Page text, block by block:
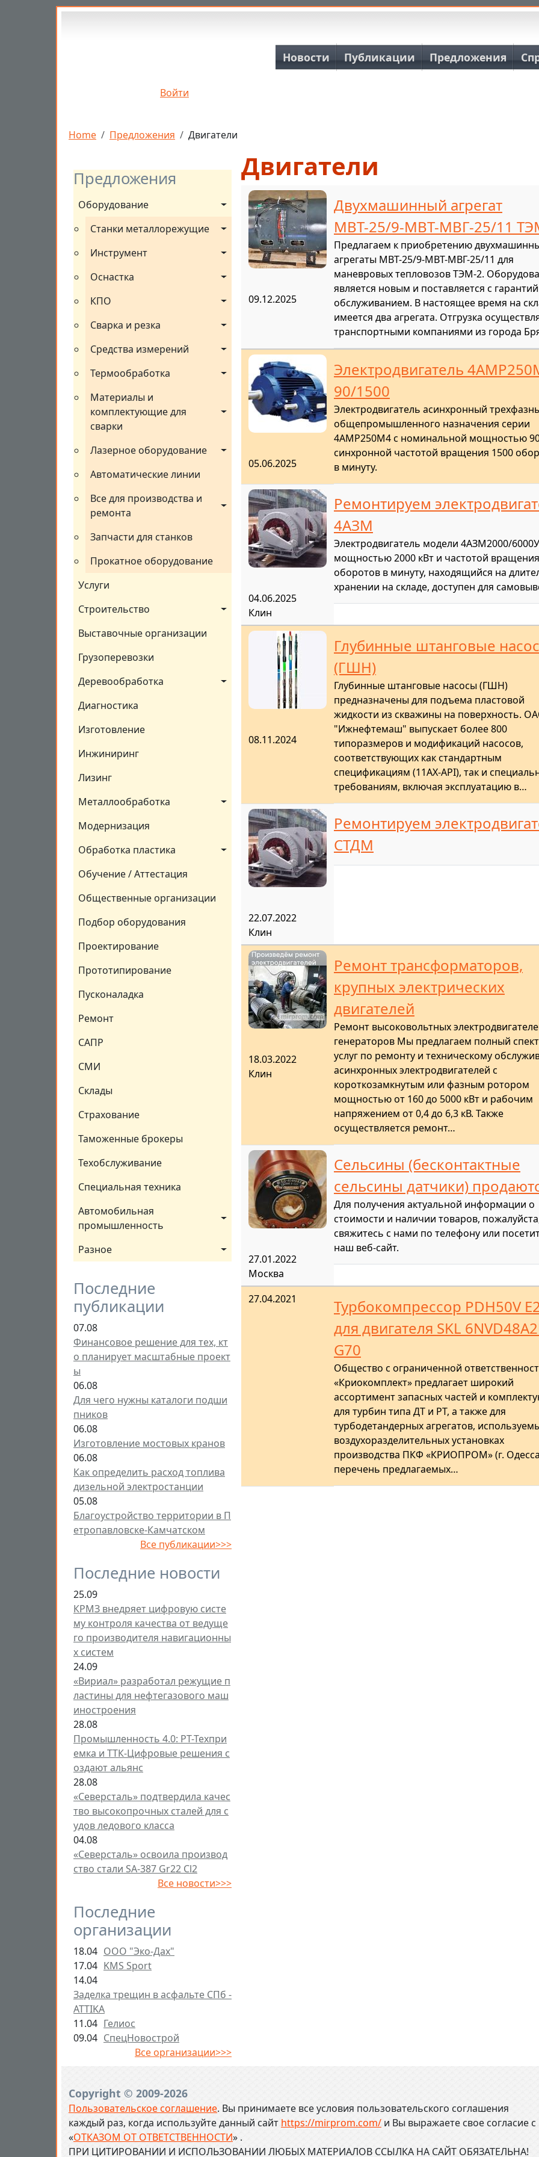
Перейти к основному содержанию
Войти
Основная навигация
Новости Публикации Предложения
Строка навигации
Home Предложения Двигатели
Предложения
Оборудование
Станки металлорежущие
Инструмент
Оснастка
КПО
Сварка и резка
Средства измерений
Термообработка
Материалы и
комплектующие для
сварки
Лазерное оборудование
Автоматические линии
Все для производства и
ремонта
Запчасти для станков
Прокатное оборудование
Услуги
Строительство
Выставочные организации
Грузоперевозки
Деревообработка
Диагностика
Изготовление
Инжиниринг
Лизинг
Металлообработка
Модернизация
Обработка пластика
Обучение / Аттестация
Общественные организации
Подбор оборудования
Проектирование
Прототипирование
Пусконаладка
Ремонт
САПР
СМИ
Склады
Страхование
Таможенные брокеры
Техобслуживание
Специальная техника
Автомобильная
промышленность
Разное
Последние
публикации
07.08
Финансовое решение для тех, кт
о планирует масштабные проект
ы
06.08
Для чего нужны каталоги подши
пников
06.08
Изготовление мостовых кранов
06.08
Как определить расход топлива
дизельной электростанции
05.08
Благоустройство территории в П
етропавловске-Камчатском
Все публикации>>>
Последние новости
25.09
КРМЗ внедряет цифровую систе
му контроля качества от ведуще
го производителя навигационны
х систем
24.09
«Вириал» разработал режущие п
ластины для нефтегазового маш
иностроения
28.08
Промышленность 4.0: РТ-Техпри
емка и ТТК-Цифровые решения с
оздают альянс
28.08
«Северсталь» подтвердила качес
тво высокопрочных сталей для с
удов ледового класса
04.08
«Северсталь» освоила производ
ство стали SA-387 Gr22 Cl2
Все новости>>>
Последние
организации
18.04 ООО "Эко-Дах"
17.04 KMS Sport
14.04
Заделка трещин в асфальте СПб -
ATTIKA
11.04 Гелиос
09.04 СпецНовострой
Все организации>>>
Двигатели
09.12.2025
Двухмашинный агрегат
МВТ-25/9-МВТ-МВГ-25/11
Предлагаем к приобретению
агрегаты МВТ-25/9-МВТ-МВГ-25/11 для
маневровых тепловозов ТЭМ-2.
является новым и поставляется с
обслуживанием. В настоящее время на
имеется два агрегата. Отгрузка
транспортными компаниями из города
05.06.2025
Электродвигатель
90/1500
Электродвигатель асинхронный
общепромышленного назначения серии
4АМР250М4 с номинальной мощностью
синхронной частотой вращения 1500
в минуту.
04.06.2025
Клин
Ремонтируем
4АЗМ
Электродвигатель модели 4АЗМ2000/
мощностью 2000 кВт и частотой
оборотов в минуту, находящийся на
хранении на складе, доступен для
08.11.2024
Глубинные штанговые
(ГШН)
Глубинные штанговые насосы (ГШН)
предназначены для подъема пластовой
жидкости из скважины на поверхность.
"Ижнефтемаш" выпускает более 800
типоразмеров и модификаций насосов,
соответствующих как стандартным
спецификациям (11AX-API), так и
требованиям, включая эксплуатацию в…
22.07.2022
Клин
Ремонтируем
СТДМ
18.03.2022
Клин
Ремонт трансформаторов,
крупных электрических
двигателей
Ремонт высоковольтных
генераторов Мы предлагаем полный
услуг по ремонту и техническому
асинхронных электродвигателей с
короткозамкнутым или фазным ротором
мощностью от 160 до 5000 кВт и рабочим
напряжением от 0,4 до 6,3 кВ. Также
осуществляется ремонт…
27.01.2022
Москва
Сельсины (бесконтактные
сельсины датчики)
Для получения актуальной информации о
стоимости и наличии товаров,
свяжитесь с нами по телефону или
наш веб-сайт.
27.04.2021
Турбокомпрессор PDH50V
для двигателя SKL
G70
Общество с ограниченной
«Криокомплект» предлагает широкий
ассортимент запасных частей и
для турбин типа ДТ и РТ, а также для
турбодетандерных агрегатов,
воздухоразделительных установках
производства ПКФ «КРИОПРОМ» (г.
перечень предлагаемых…
Copyright © 2009-2026
Пользовательское соглашение. Вы принимаете все условия пользовательского соглашения
каждый раз, когда используйте данный сайт https://mirprom.com/ и Вы выражаете свое согласие с
«ОТКАЗОМ ОТ ОТВЕТСТВЕННОСТИ» .
ПРИ ЦИТИРОВАНИИ И ИСПОЛЬЗОВАНИИ ЛЮБЫХ МАТЕРИАЛОВ ССЫЛКА НА САЙТ ОБЯЗАТЕЛЬНА!